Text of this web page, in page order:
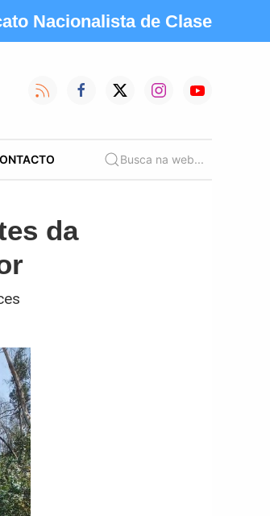
Nacionalista de Clase
Busca na web...
da